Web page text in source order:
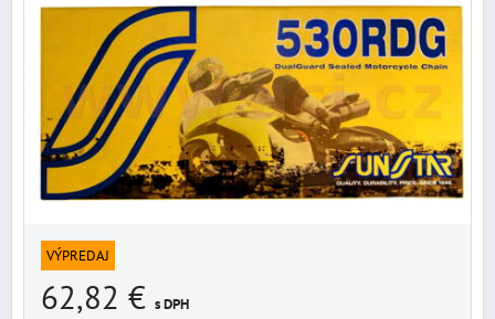
VÝPREDAJ
62,82 € s DPH